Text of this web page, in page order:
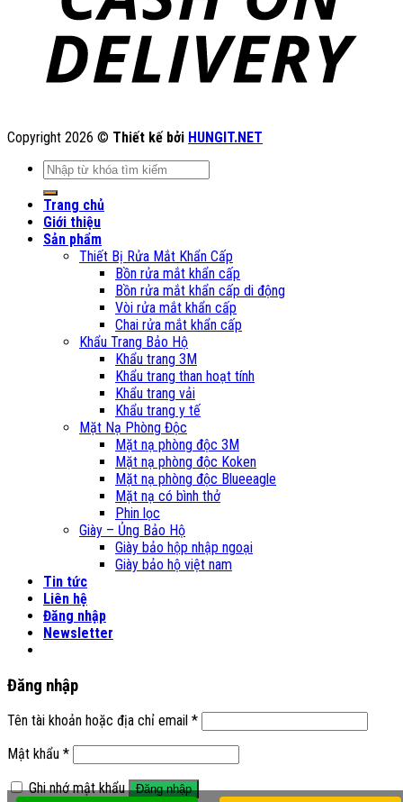
Copyright 2026 © Thiết kế bởi HUNGIT.NET
Tìm
kiếm:
Trang chủ
Giới thiệu
Sản phẩm
Thiết Bị Rửa Mắt Khẩn Cấp
Bồn rửa mắt khẩn cấp
Bồn rửa mắt khẩn cấp di động
Vòi rửa mắt khẩn cấp
Chai rửa mắt khẩn cấp
Khẩu Trang Bảo Hộ
Khẩu trang 3M
Khẩu trang than hoạt tính
Khẩu trang vải
Khẩu trang y tế
Mặt Nạ Phòng Độc
Mặt nạ phòng độc 3M
Mặt nạ phòng độc Koken
Mặt nạ phòng độc Blueeagle
Mặt nạ có bình thở
Phin lọc
Giày – Ủng Bảo Hộ
Giày bảo hộp nhập ngoại
Giày bảo hộ việt nam
Tin tức
Liên hệ
Đăng nhập
Newsletter
Đăng nhập
Tên tài khoản hoặc địa chỉ email *
Mật khẩu *
Ghi nhớ mật khẩu
Đăng nhập